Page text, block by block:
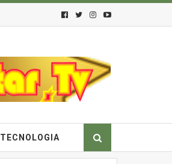
TECNOLOGIA